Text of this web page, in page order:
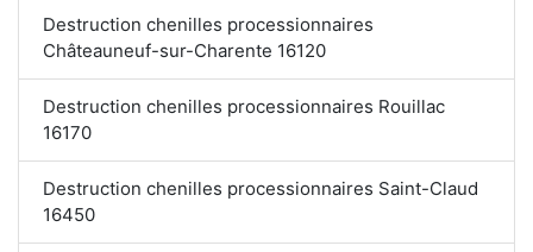
Destruction chenilles processionnaires
Châteauneuf-sur-Charente 16120
Destruction chenilles processionnaires Rouillac
16170
Destruction chenilles processionnaires Saint-Claud
16450